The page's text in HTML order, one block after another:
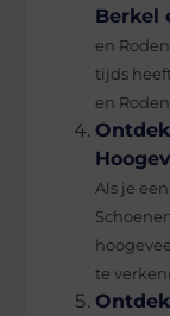
Berkel
en
tijds
en
Als je
te